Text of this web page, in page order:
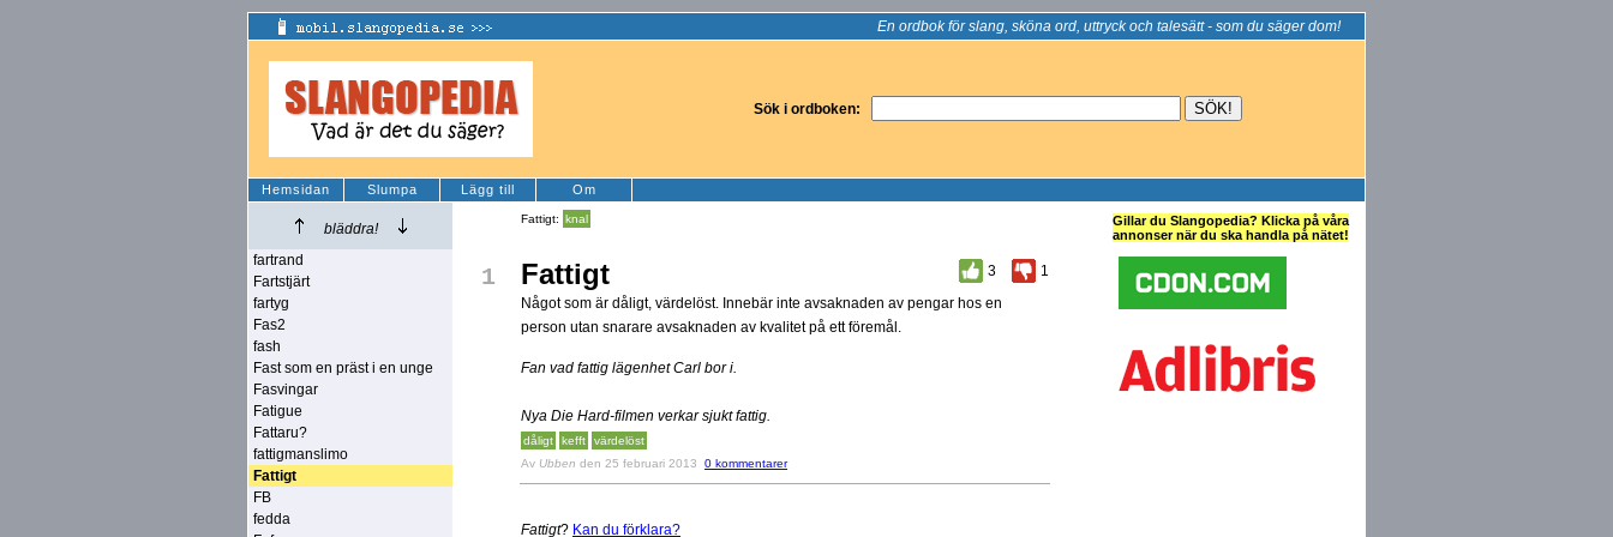
En ordbok för slang, sköna ord, uttryck och talesätt - som du säger dom!
Sök i ordboken:
Hemsidan Slumpa Lägg till Om
bläddra!
fartrand
Fartstjärt
fartyg
Fas2
fash
Fast som en präst i en unge
Fasvingar
Fatigue
Fattaru?
fattigmanslimo
Fattigt
FB
fedda
Fattigt: knal
1 Fattigt 3
1
Något som är dåligt, värdelöst. Innebär inte avsaknaden av pengar hos en
person utan snarare avsaknaden av kvalitet på ett föremål.
Fan vad fattig lägenhet Carl bor i.
Nya Die Hard-filmen verkar sjukt fattig.
dåligt kefft
värdelöst
Av Ubben den 25 februari 2013 0 kommentarer
Fattigt? Kan du förklara?
Gillar du Slangopedia? Klicka på våra
annonser när du ska handla på nätet!